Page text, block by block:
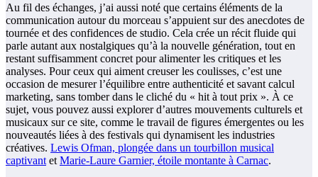
Au fil des échanges, j’ai aussi noté que certains éléments de la
communication autour du morceau s’appuient sur des anecdotes de
tournée et des confidences de studio. Cela crée un récit fluide qui
parle autant aux nostalgiques qu’à la nouvelle génération, tout en
restant suffisamment concret pour alimenter les critiques et les
analyses. Pour ceux qui aiment creuser les coulisses, c’est une
occasion de mesurer l’équilibre entre authenticité et savant calcul
marketing, sans tomber dans le cliché du « hit à tout prix ». À ce
sujet, vous pouvez aussi explorer d’autres mouvements culturels et
musicaux sur ce site, comme le travail de figures émergentes ou les
nouveautés liées à des festivals qui dynamisent les industries
créatives. Lewis Ofman, plongée dans un tourbillon musical
captivant et Marie-Laure Garnier, étoile montante à Carnac.